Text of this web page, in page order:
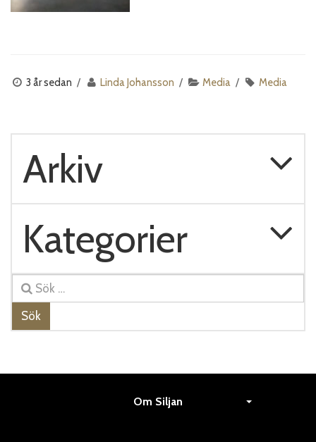
3 år sedan Linda Johansson Media Media
Arkiv
Kategorier
Sök
Om Siljan